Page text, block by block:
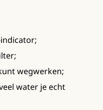
wegwerken;
water je echt